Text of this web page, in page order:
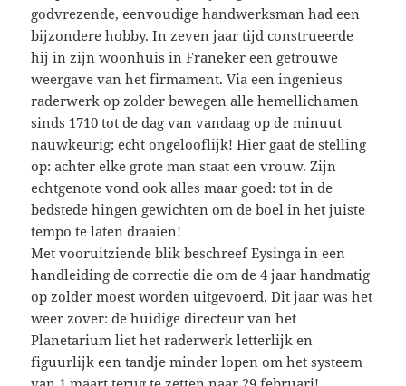
godvrezende, eenvoudige handwerksman had een
bijzondere hobby. In zeven jaar tijd construeerde
hij in zijn woonhuis in Franeker een getrouwe
weergave van het firmament. Via een ingenieus
raderwerk op zolder bewegen alle hemellichamen
sinds 1710 tot de dag van vandaag op de minuut
nauwkeurig; echt ongelooflijk! Hier gaat de stelling
op: achter elke grote man staat een vrouw. Zijn
echtgenote vond ook alles maar goed: tot in de
bedstede hingen gewichten om de boel in het juiste
tempo te laten draaien!
Met vooruitziende blik beschreef Eysinga in een
handleiding de correctie die om de 4 jaar handmatig
op zolder moest worden uitgevoerd. Dit jaar was het
weer zover: de huidige directeur van het
Planetarium liet het raderwerk letterlijk en
figuurlijk een tandje minder lopen om het systeem